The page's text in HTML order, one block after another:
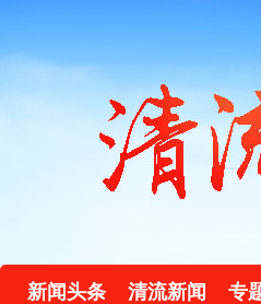
新闻头条 清流新闻 专